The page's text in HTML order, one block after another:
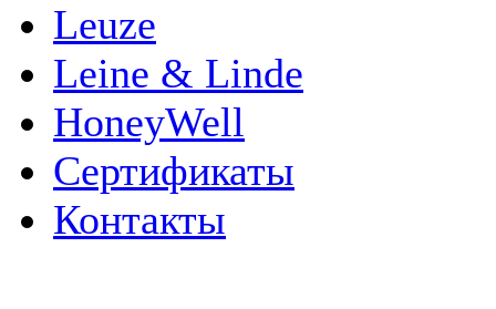
Leuze
Leine & Linde
HoneyWell
Сертификаты
Контакты